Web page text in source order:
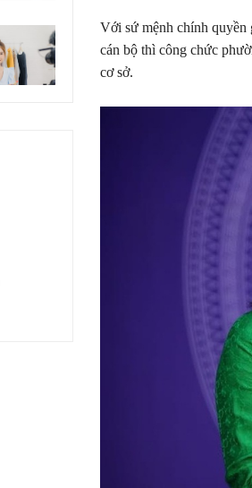
Với sứ mệnh chính quyền
cán bộ thì công chức
cơ sở.